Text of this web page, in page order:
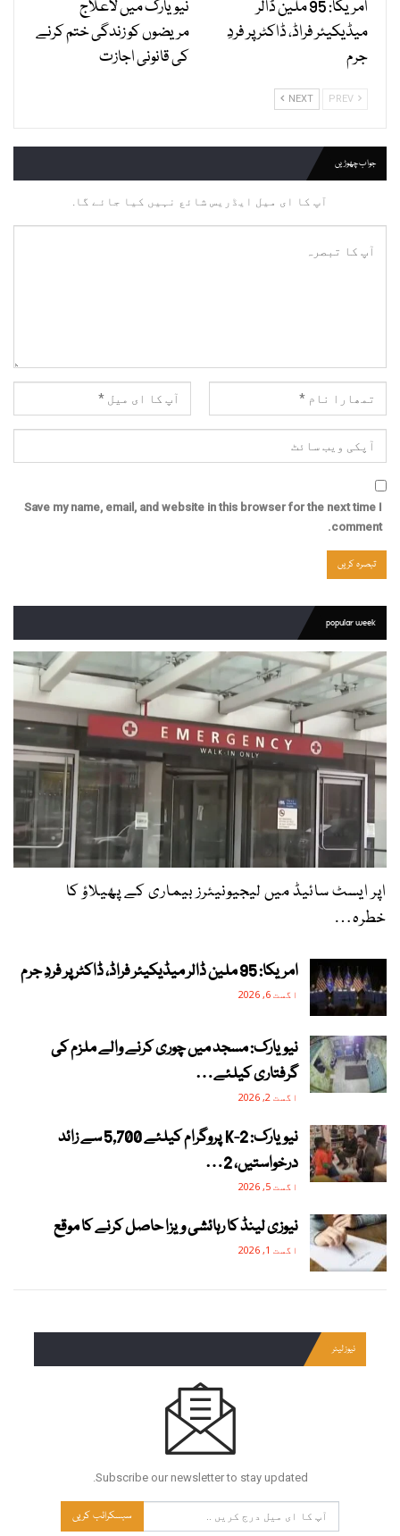
امریکا: 95 ملین ڈالر
میڈیکیئر فراڈ، ڈاکٹر پر فردِ
جرم
نیویارک میں لاعلاج
مریضوں کو زندگی ختم کرنے
کی قانونی اجازت
NEXT
جواب چھوڑیں
آپ کا ای میل ایڈریس شائع نہیں کیا جائے گا.
Save my name, email, and website in this browser for the next time I
comment.
popular week
اپر ایسٹ سائیڈ میں لیجیونیئرز بیماری کے پھیلاؤ کا
خطرہ…
امریکا: 95 ملین ڈالر میڈیکیئر فراڈ، ڈاکٹر پر فردِ جرم
اگست 6, 2026
نیویارک: مسجد میں چوری کرنے والے ملزم کی
گرفتاری کیلئے…
اگست 2, 2026
نیویارک: 2-K پروگرام کیلئے 5,700 سے زائد
درخواستیں، 2…
اگست 5, 2026
نیوزی لینڈ کا رہائشی ویزا حاصل کرنے کا موقع
اگست 1, 2026
نیوز لیٹر
Subscribe our newsletter to stay updated.
سبسکرائب کریں